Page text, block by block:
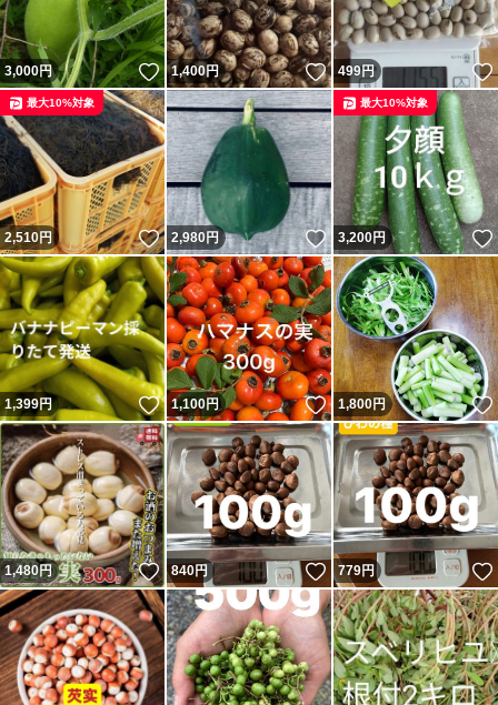
3,000円 いいね！
1,400円 いいね！
499円
2,510円 いいね！
最大10%対象
2,980円 いいね！
3,200円
最大10%対象
1,399円 いいね！
1,100円 いいね！
1,800円
1,480円 いいね！
840円 いいね！
779円